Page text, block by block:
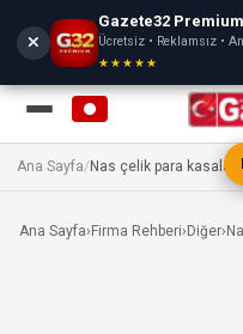
Gazete32 Premium
Ücretsiz • Reklamsız •
★★★★★
Ana Sayfa/Nas çelik para kasaları
Ana Sayfa› Firma Rehberi› Diğer›